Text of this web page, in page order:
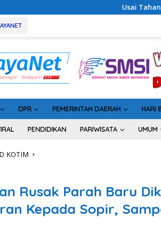
Usai Tahan 5 Komisioner KPU Kotim,
DPR PEMERINTAH DAERAH HARI
PENDIDIKAN PARIWISATA UMUM
KOTIM
Rusak Parah Baru
Kepada Sopir,